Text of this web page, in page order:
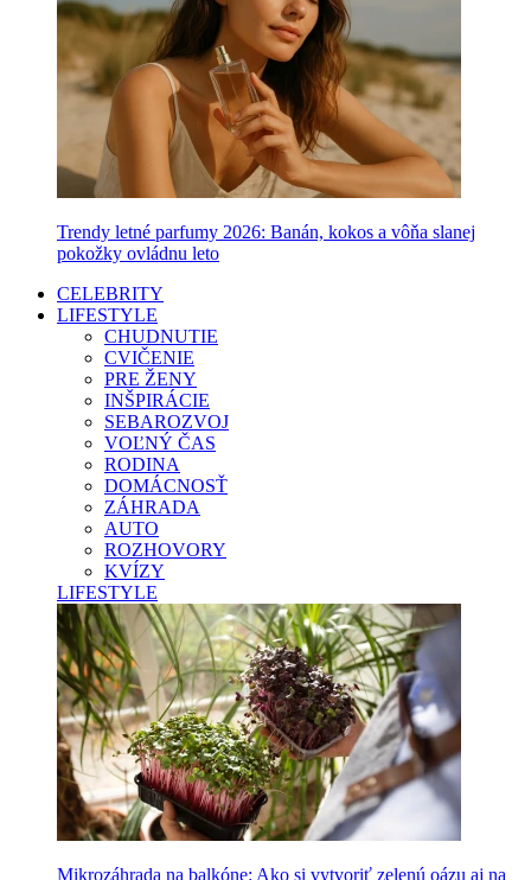
Trendy letné parfumy 2026: Banán, kokos a vôňa slanej
pokožky ovládnu leto
CELEBRITY
LIFESTYLE
CHUDNUTIE
CVIČENIE
PRE ŽENY
INŠPIRÁCIE
SEBAROZVOJ
VOĽNÝ ČAS
RODINA
DOMÁCNOSŤ
ZÁHRADA
AUTO
ROZHOVORY
KVÍZY
LIFESTYLE
Mikrozáhrada na balkóne: Ako si vytvoriť zelenú oázu aj na